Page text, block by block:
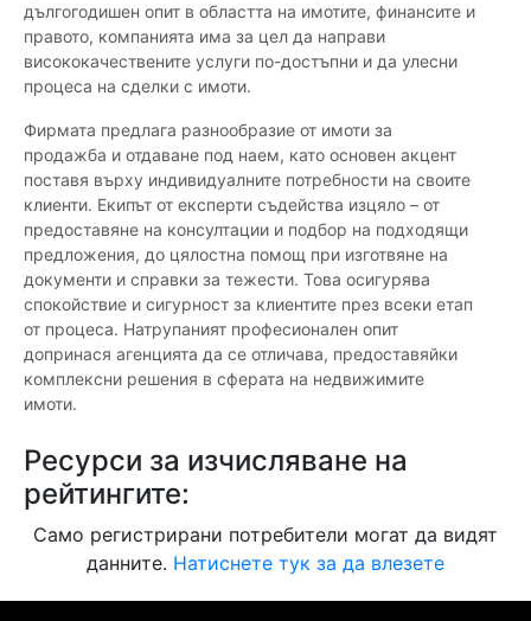
дългогодишен опит в областта на имотите, финансите и
правото, компанията има за цел да направи
висококачествените услуги по-достъпни и да улесни
процеса на сделки с имоти.
Фирмата предлага разнообразие от имоти за
продажба и отдаване под наем, като основен акцент
поставя върху индивидуалните потребности на своите
клиенти. Екипът от експерти съдейства изцяло – от
предоставяне на консултации и подбор на подходящи
предложения, до цялостна помощ при изготвяне на
документи и справки за тежести. Това осигурява
спокойствие и сигурност за клиентите през всеки етап
от процеса. Натрупаният професионален опит
допринася агенцията да се отличава, предоставяйки
комплексни решения в сферата на недвижимите
имоти.
Ресурси за изчисляване на
рейтингите:
Само регистрирани потребители могат да видят
данните. Натиснете тук за да влезете